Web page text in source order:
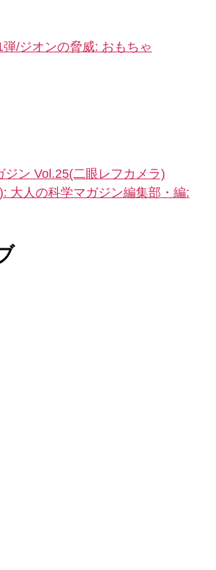
/ジオンの脅威: おもちゃ
ジン Vol.25(二眼レフカメラ)
大人の科学マガジン編集部・編: